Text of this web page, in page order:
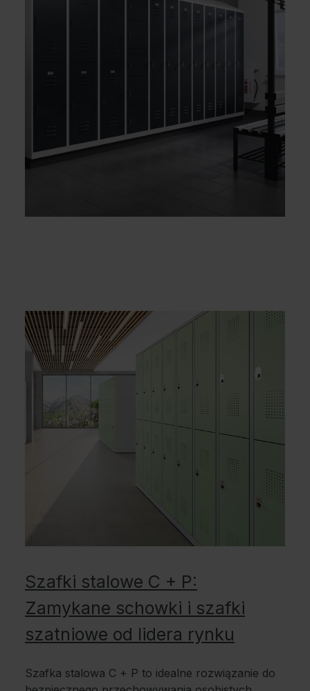
Szafki stalowe C + P:
Zamykane schowki i szafki
szatniowe od lidera rynku
Szafka stalowa C + P to idealne rozwiązanie do